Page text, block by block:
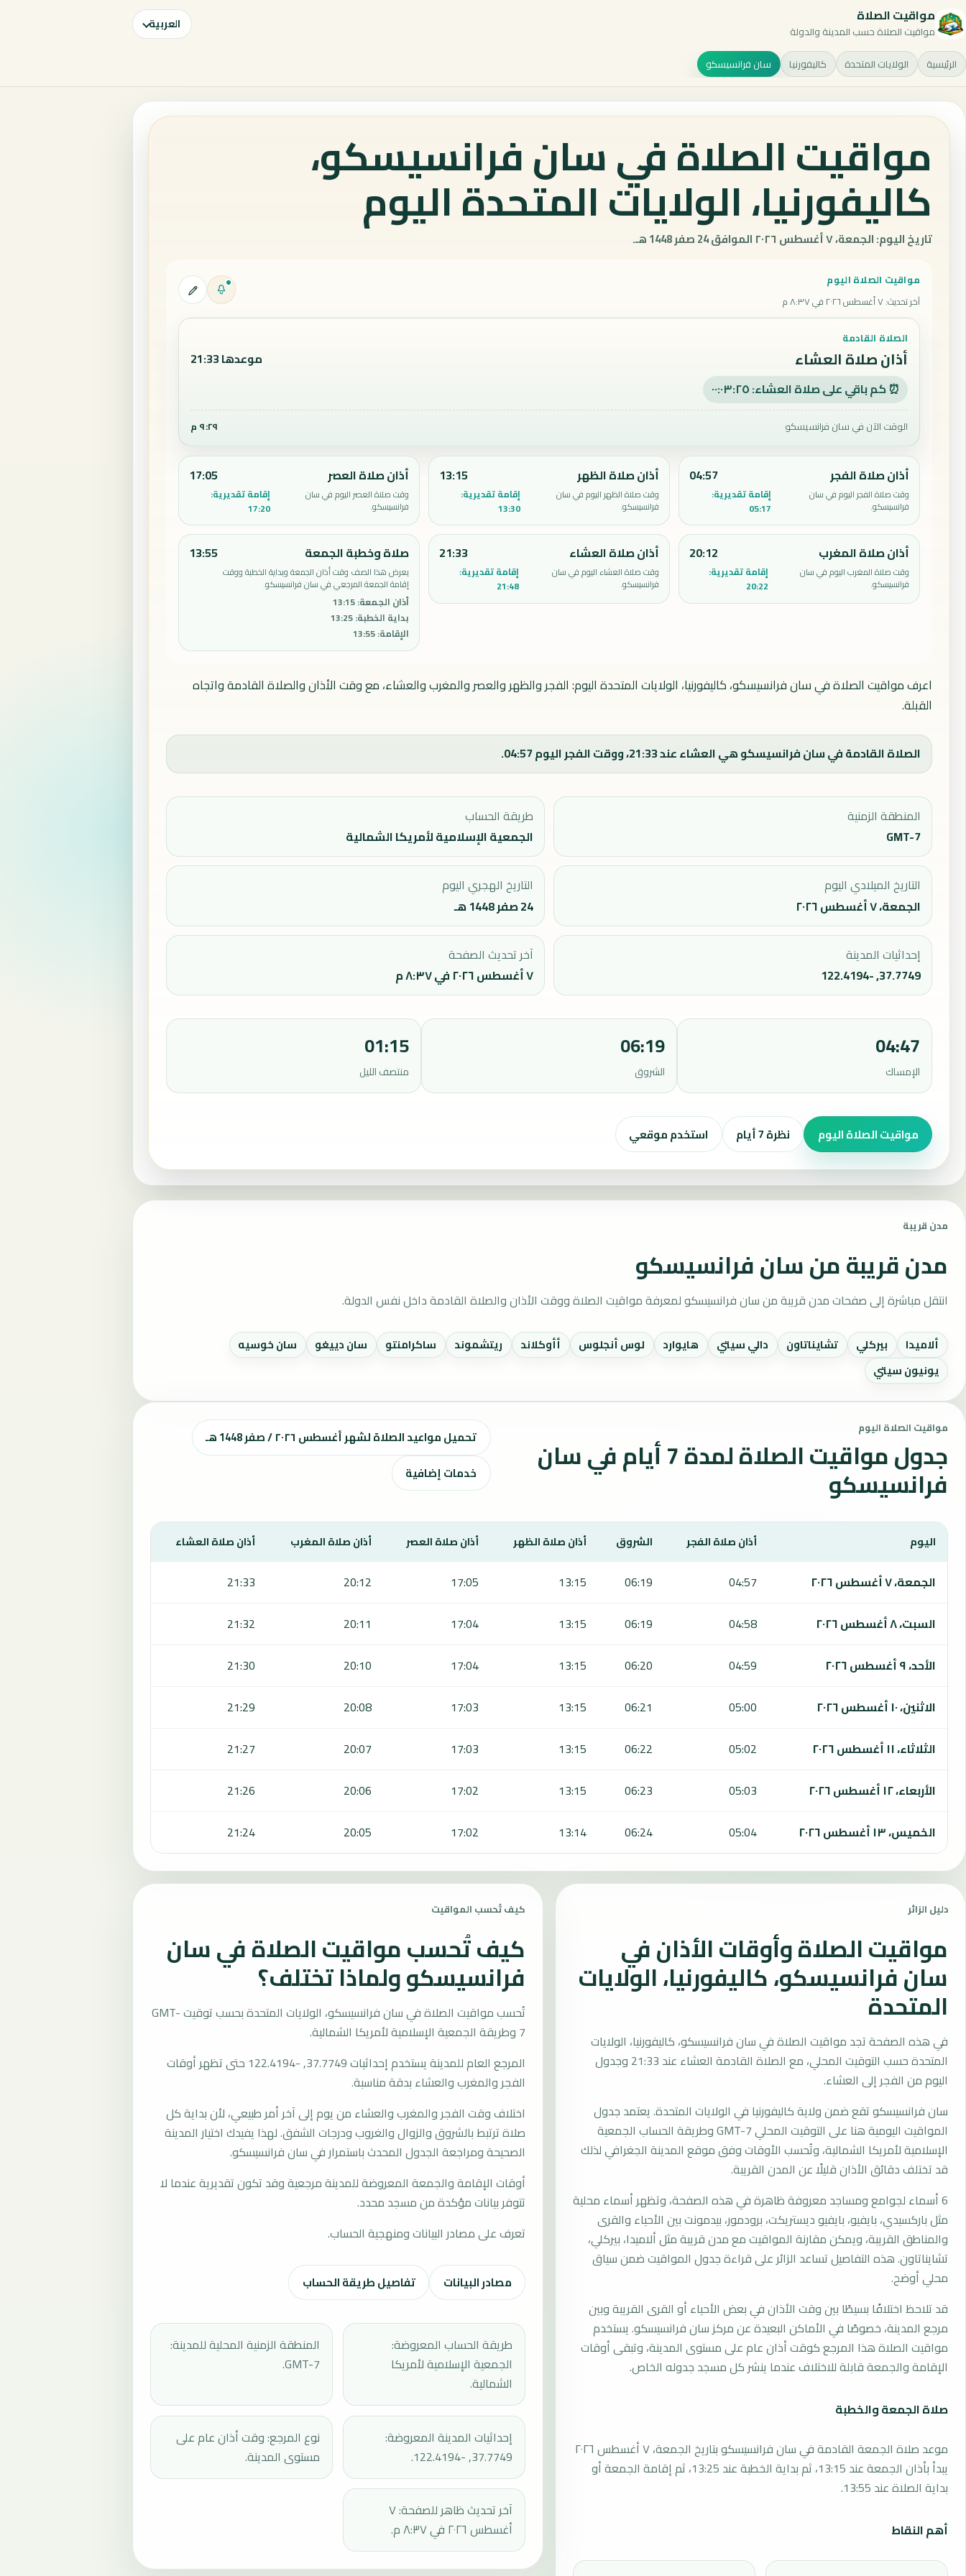
مواقيت الصلاة
مواقيت الصلاة حسب المدينة والدولة العربية
الرئيسية الولايات المتحدة كاليفورنيا سان فرانسيسكو
مواقيت الصلاة في سان فرانسيسكو،
كاليفورنيا، الولايات المتحدة اليوم
تاريخ اليوم: الجمعة، ٧ أغسطس ٢٠٢٦ الموافق 24 صفر 1448 هـ.
مواقيت الصلاة اليوم
آخر تحديث:٧ أغسطس ٢٠٢٦ في ٨:٣٧ م
الصلاة القادمة
أذان صلاة العشاء موعدها 21:33
⏰ كم باقي على صلاة العشاء: ٠٠:٠٣:٢٤
الوقت الآن في سان فرانسيسكو ٩:٢٩ م
أذان صلاة الفجر
وقت صلاة الفجر اليوم في سان
فرانسيسكو.
04:57
إقامة تقديرية:
05:17
أذان صلاة الظهر
وقت صلاة الظهر اليوم في سان
فرانسيسكو.
13:15
إقامة تقديرية:
13:30
أذان صلاة العصر
وقت صلاة العصر اليوم في سان
فرانسيسكو.
17:05
إقامة تقديرية:
17:20
أذان صلاة المغرب
وقت صلاة المغرب اليوم في سان
فرانسيسكو.
20:12
إقامة تقديرية:
20:22
أذان صلاة العشاء
وقت صلاة العشاء اليوم في سان
فرانسيسكو.
21:33
إقامة تقديرية:
21:48
صلاة وخطبة الجمعة
يعرض هذا الصف وقت أذان الجمعة وبداية الخطبة ووقت
إقامة الجمعة المرجعي في سان فرانسيسكو.
أذان الجمعة:
13:15
بداية الخطبة:
13:25
الإقامة:
13:55
13:55
اعرف مواقيت الصلاة في سان فرانسيسكو، كاليفورنيا، الولايات المتحدة اليوم: الفجر والظهر والعصر والمغرب والعشاء، مع وقت الأذان والصلاة القادمة واتجاه
القبلة.
الصلاة القادمة في سان فرانسيسكو هي العشاء عند 21:33، ووقت الفجر اليوم 04:57.
المنطقة الزمنية
GMT-7
طريقة الحساب
الجمعية الإسلامية لأمريكا الشمالية
التاريخ الميلادي اليوم
الجمعة، ٧ أغسطس ٢٠٢٦
التاريخ الهجري اليوم
24 صفر 1448 هـ
إحداثيات المدينة
37.7749, -122.4194
آخر تحديث الصفحة
٧ أغسطس ٢٠٢٦ في ٨:٣٧ م
04:47
الإمساك
06:19
الشروق
01:15
منتصف الليل
مواقيت الصلاة اليوم نظرة 7 أيام استخدم موقعي
مدن قريبة
مدن قريبة من سان فرانسيسكو
انتقل مباشرة إلى صفحات مدن قريبة من سان فرانسيسكو لمعرفة مواقيت الصلاة ووقت الأذان والصلاة القادمة داخل نفس الدولة.
ألاميدا بيركلي تشايناتاون دالي سيتي هايوارد لوس أنجلوس أأوكلاند ريتشموند ساكرامنتو سان دييغو
سان خوسيه
يونيون سيتي
مواقيت الصلاة اليوم
جدول مواقيت الصلاة لمدة 7 أيام في سان
فرانسيسكو
تحميل مواعيد الصلاة لشهر أغسطس ٢٠٢٦ / صفر 1448 هـ
خدمات إضافية
يعرض هذا الجدول مواقيت الصلاة لمدة 7 أيام في سان فرانسيسكو، بما يشمل الفجر والشروق والظهر والعصر والمغرب والعشاء.
اليوم أذان صلاة الفجر الشروق أذان صلاة الظهر أذان صلاة العصر أذان صلاة المغرب أذان صلاة العشاء
الجمعة، ٧ أغسطس ٢٠٢٦ 04:57
06:19
13:15
17:05
20:12
21:33
السبت، ٨ أغسطس ٢٠٢٦
04:58
06:19
13:15
17:04
20:11
21:32
الأحد، ٩ أغسطس ٢٠٢٦
04:59
06:20
13:15
17:04
20:10
21:30
الاثنين، ١٠ أغسطس ٢٠٢٦
05:00
06:21
13:15
17:03
20:08
21:29
الثلاثاء، ١١ أغسطس ٢٠٢٦
05:02
06:22
13:15
17:03
20:07
21:27
الأربعاء، ١٢ أغسطس ٢٠٢٦
05:03
06:23
13:15
17:02
20:06
21:26
الخميس، ١٣ أغسطس ٢٠٢٦
05:04
06:24
13:14
17:02
20:05
21:24
دليل الزائر
مواقيت الصلاة وأوقات الأذان في
سان فرانسيسكو، كاليفورنيا، الولايات
المتحدة
في هذه الصفحة تجد مواقيت الصلاة في سان فرانسيسكو، كاليفورنيا، الولايات
المتحدة حسب التوقيت المحلي، مع الصلاة القادمة العشاء عند 21:33 وجدول
اليوم من الفجر إلى العشاء.
سان فرانسيسكو تقع ضمن ولاية كاليفورنيا في الولايات المتحدة. يعتمد جدول
المواقيت اليومية هنا على التوقيت المحلي GMT-7 وطريقة الحساب الجمعية
الإسلامية لأمريكا الشمالية، وتُحسب الأوقات وفق موقع المدينة الجغرافي لذلك
قد تختلف دقائق الأذان قليلًا عن المدن القريبة.
6 أسماء لجوامع ومساجد معروفة ظاهرة في هذه الصفحة، وتظهر أسماء محلية
مثل باركسيدي، بايفيو، بايفيو ديستريكت، برودمور، بيدمونت بين الأحياء والقرى
والمناطق القريبة، ويمكن مقارنة المواقيت مع مدن قريبة مثل ألاميدا، بيركلي،
تشايناتاون. هذه التفاصيل تساعد الزائر على قراءة جدول المواقيت ضمن سياق
محلي أوضح.
قد تلاحظ اختلافًا بسيطًا بين وقت الأذان في بعض الأحياء أو القرى القريبة وبين
مرجع المدينة، خصوصًا في الأماكن البعيدة عن مركز سان فرانسيسكو. يستخدم
مواقيت الصلاة هذا المرجع كوقت أذان عام على مستوى المدينة، وتبقى أوقات
الإقامة والجمعة قابلة للاختلاف عندما ينشر كل مسجد جدوله الخاص.
صلاة الجمعة والخطبة
موعد صلاة الجمعة القادمة في سان فرانسيسكو بتاريخ الجمعة، ٧ أغسطس ٢٠٢٦
يبدأ بأذان الجمعة عند 13:15، ثم بداية الخطبة عند 13:25، ثم إقامة الجمعة أو
بداية الصلاة عند 13:55.
أهم النقاط
كيف تُحسب المواقيت
كيف تُحسب مواقيت الصلاة في سان
فرانسيسكو ولماذا تختلف؟
تُحسب مواقيت الصلاة في سان فرانسيسكو، الولايات المتحدة بحسب توقيت GMT-
7 وطريقة الجمعية الإسلامية لأمريكا الشمالية.
المرجع العام للمدينة يستخدم إحداثيات 37.7749, -122.4194 حتى تظهر أوقات
الفجر والمغرب والعشاء بدقة مناسبة.
اختلاف وقت الفجر والمغرب والعشاء من يوم إلى آخر أمر طبيعي، لأن بداية كل
صلاة ترتبط بالشروق والزوال والغروب ودرجات الشفق. لهذا يفيدك اختيار المدينة
الصحيحة ومراجعة الجدول المحدث باستمرار في سان فرانسيسكو.
أوقات الإقامة والجمعة المعروضة للمدينة مرجعية وقد تكون تقديرية عندما لا
تتوفر بيانات مؤكدة من مسجد محدد.
تعرف على مصادر البيانات ومنهجية الحساب.
مصادر البيانات تفاصيل طريقة الحساب
طريقة الحساب المعروضة:
الجمعية الإسلامية لأمريكا
الشمالية.
المنطقة الزمنية المحلية للمدينة:
GMT-7.
إحداثيات المدينة المعروضة:
37.7749, -122.4194.
نوع المرجع: وقت أذان عام على
مستوى المدينة.
آخر تحديث ظاهر للصفحة: ٧
أغسطس ٢٠٢٦ في ٨:٣٧ م.